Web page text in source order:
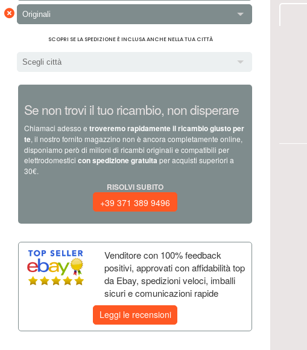
× Originali
SCOPRI SE LA SPEDIZIONE È INCLUSA ANCHE NELLA TUA CITTÀ
Scegli città
Se non trovi il tuo ricambio, non disperare
Chiamaci adesso e troveremo rapidamente il ricambio giusto per
te, il nostro fornito magazzino non è ancora completamente online,
disponiamo però di milioni di ricambi originali e compatibili per
elettrodomestici con spedizione gratuita per acquisti superiori a
30€.
RISOLVI SUBITO
+39 371 389 9496
Venditore con 100% feedback
positivi, approvati con affidabilità top
da Ebay, spedizioni veloci, imballi
sicuri e comunicazioni rapide
Leggi le recensioni